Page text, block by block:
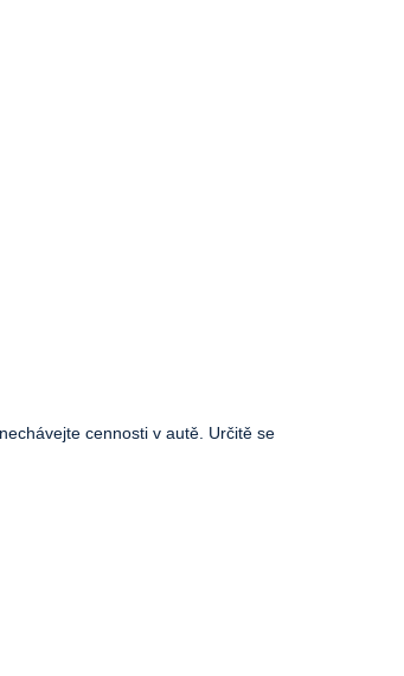
cennosti v autě. Určitě se